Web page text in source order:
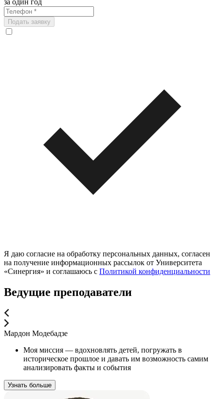
за один год
Подать заявку
Я даю согласие на обработку персональных данных, согласен
на получение информационных рассылок от Университета
«Синергия» и соглашаюсь c Политикой конфиденциальности
Ведущие преподаватели
Мардон Модебадзе
Моя миссия — вдохновлять детей, погружать в
историческое прошлое и давать им возможность самим
анализировать факты и события
Узнать больше